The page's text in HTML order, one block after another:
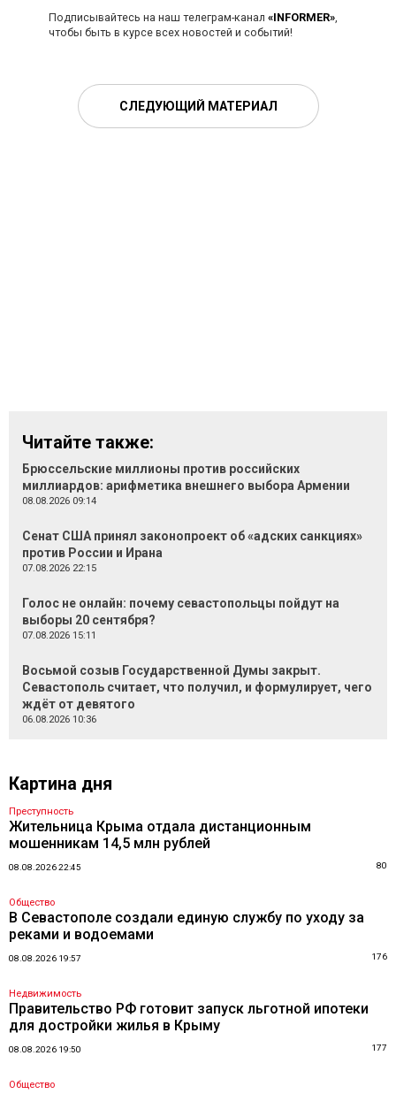
Подписывайтесь на наш телеграм-канал «INFORMER»,
чтобы быть в курсе всех новостей и событий!
СЛЕДУЮЩИЙ МАТЕРИАЛ
Читайте также:
Брюссельские миллионы против российских
миллиардов: арифметика внешнего выбора Армении
08.08.2026 09:14
Сенат США принял законопроект об «адских санкциях»
против России и Ирана
07.08.2026 22:15
Голос не онлайн: почему севастопольцы пойдут на
выборы 20 сентября?
07.08.2026 15:11
Восьмой созыв Государственной Думы закрыт.
Севастополь считает, что получил, и формулирует, чего
ждёт от девятого
06.08.2026 10:36
Картина дня
Преступность
Жительница Крыма отдала дистанционным
мошенникам 14,5 млн рублей
08.08.2026 22:45 80
Общество
В Севастополе создали единую службу по уходу за
реками и водоемами
08.08.2026 19:57 176
Недвижимость
Правительство РФ готовит запуск льготной ипотеки
для достройки жилья в Крыму
08.08.2026 19:50 177
Общество